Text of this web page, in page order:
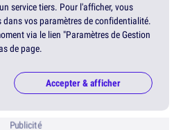
service tiers. Pour l'afficher, vous
dans vos paramètres de confidentialité.
via le lien "Paramètres de Gestion
de page.
Accepter & afficher
Publicité